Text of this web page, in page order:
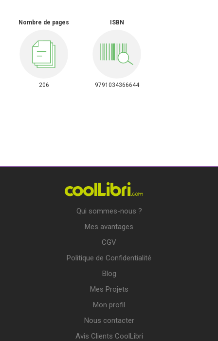
Nombre de pages
206
ISBN
9791034366644
Qui sommes-nous ?
Mes avantages
CGV
Politique de Confidentialité
Blog
Mes Projets
Mon profil
Nous contacter
Avis Clients CoolLibri